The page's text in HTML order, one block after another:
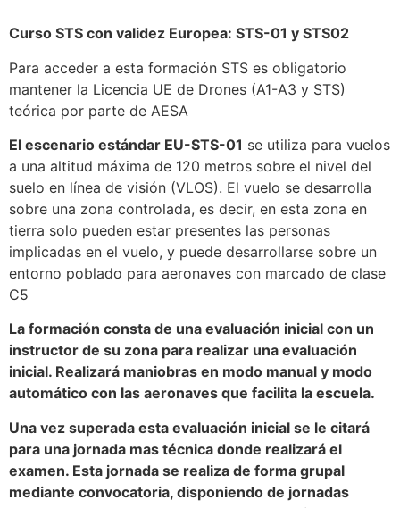
Curso STS con validez Europea: STS-01 y STS02
Para acceder a esta formación STS es obligatorio
mantener la Licencia UE de Drones (A1-A3 y STS)
teórica por parte de AESA
El escenario estándar EU-STS-01 se utiliza para vuelos
a una altitud máxima de 120 metros sobre el nivel del
suelo en línea de visión (VLOS). El vuelo se desarrolla
sobre una zona controlada, es decir, en esta zona en
tierra solo pueden estar presentes las personas
implicadas en el vuelo, y puede desarrollarse sobre un
entorno poblado para aeronaves con marcado de clase
C5
La formación consta de una evaluación inicial con un
instructor de su zona para realizar una evaluación
inicial. Realizará maniobras en modo manual y modo
automático con las aeronaves que facilita la escuela.
Una vez superada esta evaluación inicial se le citará
para una jornada mas técnica donde realizará el
examen. Esta jornada se realiza de forma grupal
mediante convocatoria, disponiendo de jornadas